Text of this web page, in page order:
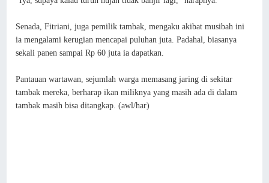
Senada, Fitriani, juga pemilik tambak, mengaku akibat musibah ini
ia mengalami kerugian mencapai puluhan juta. Padahal, biasanya
sekali panen sampai Rp 60 juta ia dapatkan.
Pantauan wartawan, sejumlah warga memasang jaring di sekitar
tambak mereka, berharap ikan miliknya yang masih ada di dalam
tambak masih bisa ditangkap. (awl/har)